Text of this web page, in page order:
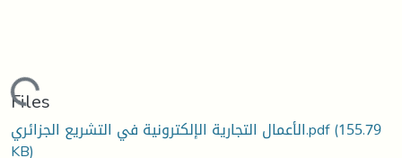
Loading...
Files
الأعمال التجارية الإلكترونية في التشريع الجزائري.pdf(155.79
KB)